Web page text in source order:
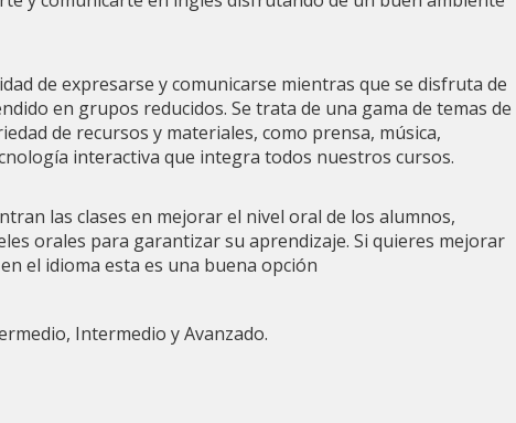
de expresarse y comunicarse mientras que se disfruta de
en grupos reducidos. Se trata de una gama de temas de
de recursos y materiales, como prensa, música,
interactiva que integra todos nuestros cursos.
las clases en mejorar el nivel oral de los alumnos,
orales para garantizar su aprendizaje. Si quieres mejorar
el idioma esta es una buena opción
Intermedio y Avanzado.